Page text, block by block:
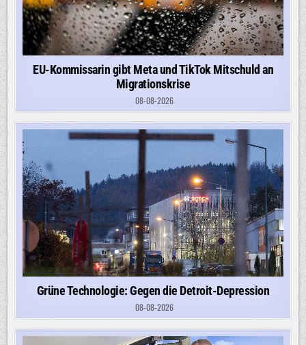
EU-Kommissarin gibt Meta und TikTok Mitschuld an
Migrationskrise
08-08-2026
Grüne Technologie: Gegen die Detroit-Depression
08-08-2026